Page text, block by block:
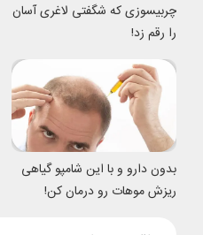
چربیسوزی که شگفتی لاغری آسان
را رقم زد!
بدون دارو و با این شامپو گیاهی
ریزش موهات رو درمان کن!